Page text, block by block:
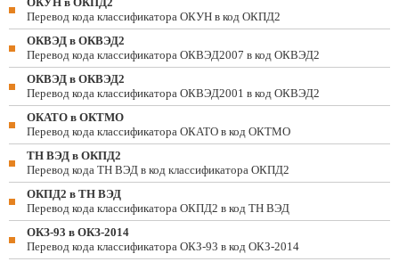
Перевод кода классификатора ОКУН в код ОКПД2
ОКВЭД в ОКВЭД2
Перевод кода классификатора ОКВЭД2007 в код ОКВЭД2
ОКВЭД в ОКВЭД2
Перевод кода классификатора ОКВЭД2001 в код ОКВЭД2
ОКАТО в ОКТМО
Перевод кода классификатора ОКАТО в код ОКТМО
ТН ВЭД в ОКПД2
Перевод кода ТН ВЭД в код классификатора ОКПД2
ОКПД2 в ТН ВЭД
Перевод кода классификатора ОКПД2 в код ТН ВЭД
ОКЗ-93 в ОКЗ-2014
Перевод кода классификатора ОКЗ-93 в код ОКЗ-2014